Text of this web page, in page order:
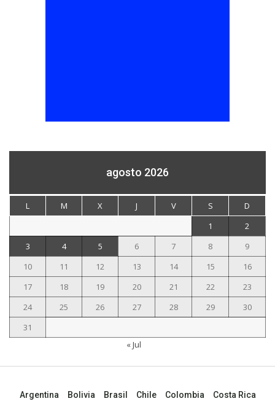
agosto 2026
L M X J V S
D
1
2
3
4 5 6 7 8
9
10
11 12 13 14 15
16
17
18 19 20 21 22
23
24
25 26 27 28 29
30
31
« Jul
Argentina Bolivia Brasil Chile Colombia Costa Rica